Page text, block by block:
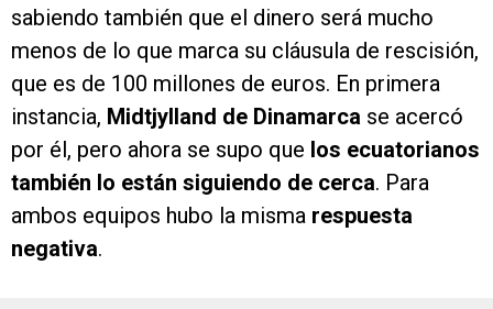
sabiendo también que el dinero será mucho
menos de lo que marca su cláusula de rescisión,
que es de 100 millones de euros. En primera
instancia, Midtjylland de Dinamarca se acercó
por él, pero ahora se supo que los ecuatorianos
también lo están siguiendo de cerca. Para
ambos equipos hubo la misma respuesta
negativa.